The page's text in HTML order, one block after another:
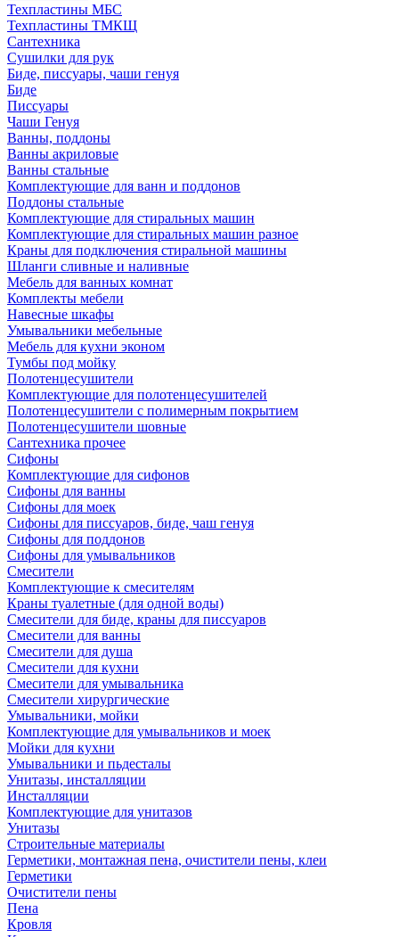
Техпластины МБС
Техпластины ТМКЩ
Сантехника
Сушилки для рук
Биде, писсуары, чаши генуя
Биде
Писсуары
Чаши Генуя
Ванны, поддоны
Ванны акриловые
Ванны стальные
Комплектующие для ванн и поддонов
Поддоны стальные
Комплектующие для стиральных машин
Комплектующие для стиральных машин разное
Краны для подключения стиральной машины
Шланги сливные и наливные
Мебель для ванных комнат
Комплекты мебели
Навесные шкафы
Умывальники мебельные
Мебель для кухни эконом
Тумбы под мойку
Полотенцесушители
Комплектующие для полотенцесушителей
Полотенцесушители с полимерным покрытием
Полотенцесушители шовные
Сантехника прочее
Сифоны
Комплектующие для сифонов
Сифоны для ванны
Сифоны для моек
Сифоны для писсуаров, биде, чаш генуя
Сифоны для поддонов
Сифоны для умывальников
Смесители
Комплектующие к смесителям
Краны туалетные (для одной воды)
Смесители для биде, краны для писсуаров
Смесители для ванны
Смесители для душа
Смесители для кухни
Смесители для умывальника
Смесители хирургические
Умывальники, мойки
Комплектующие для умывальников и моек
Мойки для кухни
Умывальники и пьдесталы
Унитазы, инсталляции
Инсталляции
Комплектующие для унитазов
Унитазы
Строительные материалы
Герметики, монтажная пена, очистители пены, клеи
Герметики
Очистители пены
Пена
Кровля